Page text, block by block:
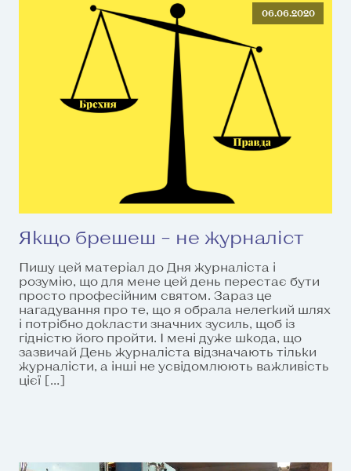
06.06.2020
Якщо брешеш – не журналіст
Пишу цей матеріал до Дня журналіста і
розумію, що для мене цей день перестає бути
просто професійним святом. Зараз це
нагадування про те, що я обрала нелегкий шлях
і потрібно докласти значних зусиль, щоб із
гідністю його пройти. І мені дуже шкода, що
зазвичай День журналіста відзначають тільки
журналісти, а інші не усвідомлюють важливість
цієї […]